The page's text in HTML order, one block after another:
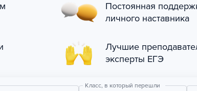
Постоянная
личного наставника
Лучшие
эксперты ЕГЭ
Класс, в который перешли